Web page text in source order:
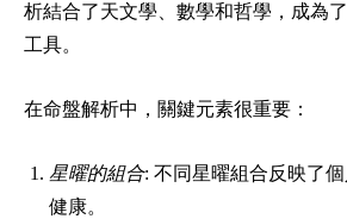
析結合了天文學、數學和哲學，成為
工具。
在命盤解析中，關鍵元素很重要：
星曜的組合: 不同星曜組合反映了
健康。